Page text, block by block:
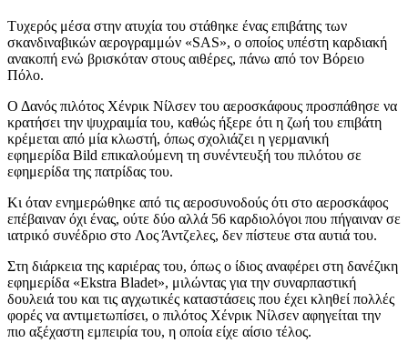
Τυχερός μέσα στην ατυχία του στάθηκε ένας επιβάτης των
σκανδιναβικών αερογραμμών «SAS», ο οποίος υπέστη καρδιακή
ανακοπή ενώ βρισκόταν στους αιθέρες, πάνω από τον Βόρειο
Πόλο.
Ο Δανός πιλότος Χένρικ Νίλσεν του αεροσκάφους προσπάθησε να
κρατήσει την ψυχραιμία του, καθώς ήξερε ότι η ζωή του επιβάτη
κρέμεται από μία κλωστή, όπως σχολιάζει η γερμανική
εφημερίδα Bild επικαλούμενη τη συνέντευξή του πιλότου σε
εφημερίδα της πατρίδας του.
Κι όταν ενημερώθηκε από τις αεροσυνοδούς ότι στο αεροσκάφος
επέβαιναν όχι ένας, ούτε δύο αλλά 56 καρδιολόγοι που πήγαιναν σε
ιατρικό συνέδριο στο Λος Άντζελες, δεν πίστευε στα αυτιά του.
Στη διάρκεια της καριέρας του, όπως ο ίδιος αναφέρει στη δανέζικη
εφημερίδα «Ekstra Bladet», μιλώντας για την συναρπαστική
δουλειά του και τις αγχωτικές καταστάσεις που έχει κληθεί πολλές
φορές να αντιμετωπίσει, ο πιλότος Χένρικ Νίλσεν αφηγείται την
πιο αξέχαστη εμπειρία του, η οποία είχε αίσιο τέλος.